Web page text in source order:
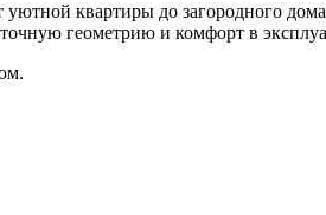
квартиры до загородного
геометрию и комфорт в